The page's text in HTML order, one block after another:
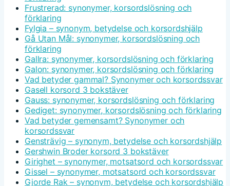
Frustrerad: synonymer, korsordslösning och
förklaring
Fylgia – synonym, betydelse och korsordshjälp
Gå Utan Mål: synonymer, korsordslösning och
förklaring
Gallra: synonymer, korsordslösning och förklaring
Galon: synonymer, korsordslösning och förklaring
Vad betyder gammal? Synonymer och korsordssvar
Gasell korsord 3 bokstäver
Gauss: synonymer, korsordslösning och förklaring
Gediget: synonymer, korsordslösning och förklaring
Vad betyder gemensamt? Synonymer och
korsordssvar
Gensträvig – synonym, betydelse och korsordshjälp
Gershwin Broder korsord 3 bokstäver
Girighet – synonymer, motsatsord och korsordssvar
Gissel – synonymer, motsatsord och korsordssvar
Gjorde Rak – synonym, betydelse och korsordshjälp